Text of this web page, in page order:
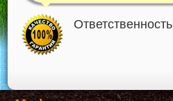
Ответственность